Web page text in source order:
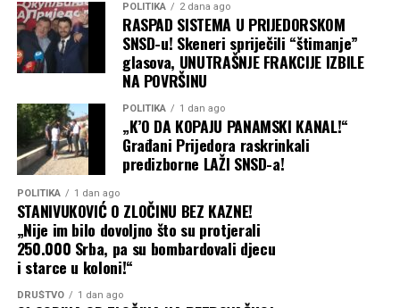
POLITIKA 2 dana ago
RASPAD SISTEMA U PRIJEDORSKOM
SNSD-u! Skeneri spriječili “štimanje”
glasova, UNUTRAŠNJE FRAKCIJE IZBILE
NA POVRŠINU
POLITIKA 1 dan ago
„K’O DA KOPAJU PANAMSKI KANAL!“
Građani Prijedora raskrinkali
predizborne LAŽI SNSD-a!
POLITIKA 1 dan ago
STANIVUKOVIĆ O ZLOČINU BEZ KAZNE!
„Nije im bilo dovoljno što su protjerali
250.000 Srba, pa su bombardovali djecu
i starce u koloni!“
DRUŠTVO 1 dan ago